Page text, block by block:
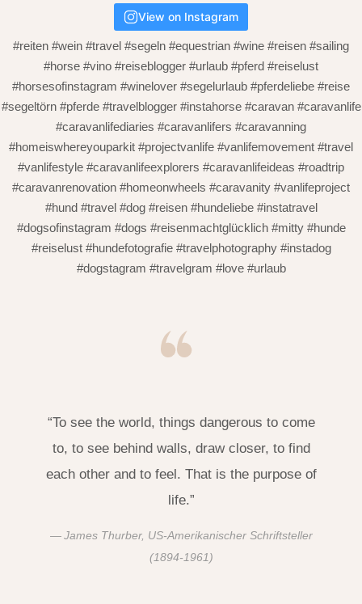
View on Instagram
#reiten #wein #travel #segeln #equestrian #wine #reisen #sailing
#horse #vino #reiseblogger #urlaub #pferd #reiselust
#horsesofinstagram #winelover #segelurlaub #pferdeliebe #reise
#segeltörn #pferde #travelblogger #instahorse #caravan #caravanlife
#caravanlifediaries #caravanlifers #caravanning
#homeiswhereyouparkit #projectvanlife #vanlifemovement #travel
#vanlifestyle #caravanlifeexplorers #caravanlifeideas #roadtrip
#caravanrenovation #homeonwheels #caravanity #vanlifeproject
#hund #travel #dog #reisen #hundeliebe #instatravel
#dogsofinstagram #dogs #reisenmachtglücklich #mitty #hunde
#reiselust #hundefotografie #travelphotography #instadog
#dogstagram #travelgram #love #urlaub
“To see the world, things dangerous to come
to, to see behind walls, draw closer, to find
each other and to feel. That is the purpose of
life.”
James Thurber, US-Amerikanischer Schriftsteller
(1894-1961)